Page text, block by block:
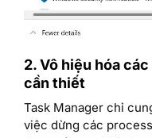
2. Vô hiệu hóa
cần thiết
Task Manager chỉ
việc dừng các